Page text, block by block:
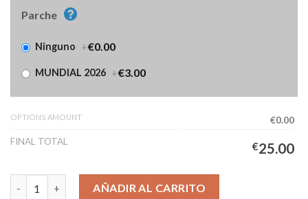
Parche
Ninguno +€0.00
MUNDIAL 2026 +€3.00
OPTIONS AMOUNT
€0.00
FINAL TOTAL
€25.00
Camiseta Costa de Marfil Primera Equipación Hombre 2026/
AÑADIR AL CARRITO